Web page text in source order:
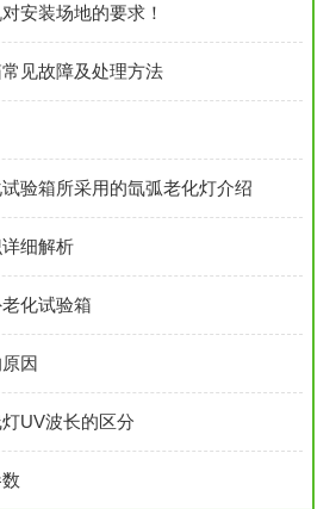
安装场地的要求！
见故障及处理方法
验箱所采用的氙弧老化灯介绍
细解析
化试验箱
因
UV波长的区分